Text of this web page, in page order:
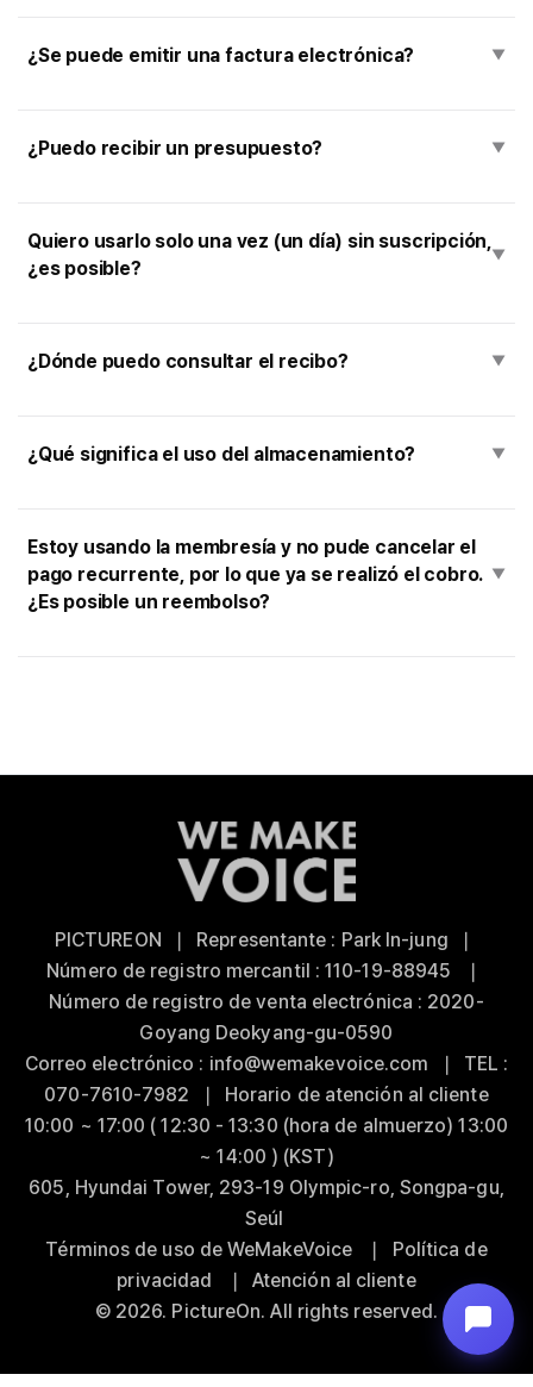
¿Se puede emitir una factura electrónica? ▼
¿Puedo recibir un presupuesto? ▼
Quiero usarlo solo una vez (un día) sin suscripción,
¿es posible?
▼
¿Dónde puedo consultar el recibo? ▼
¿Qué significa el uso del almacenamiento? ▼
Estoy usando la membresía y no pude cancelar el
pago recurrente, por lo que ya se realizó el cobro.
¿Es posible un reembolso?
▼
PICTUREON ❘ Representante : Park In-jung ❘
Número de registro mercantil : 110-19-88945 ❘
Número de registro de venta electrónica : 2020-
Goyang Deokyang-gu-0590
Correo electrónico : info@wemakevoice.com ❘ TEL :
070-7610-7982 ❘ Horario de atención al cliente
10:00 ~ 17:00 ( 12:30 - 13:30 (hora de almuerzo) 13:00
~ 14:00 ) (KST)
605, Hyundai Tower, 293-19 Olympic-ro, Songpa-gu,
Seúl
Términos de uso de WeMakeVoice
❘ Política de
privacidad
❘ Atención al cliente
© 2026. PictureOn. All rights reserved.